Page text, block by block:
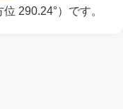
位 290.24°）です。